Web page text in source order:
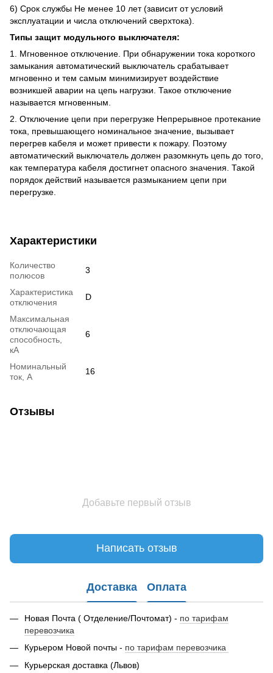
6) Срок службы Не менее 10 лет (зависит от условий
эксплуатации и числа отключений сверхтока).
Типы защит модульного выключателя:
1. Мгновенное отключение. При обнаружении тока короткого
замыкания автоматический выключатель срабатывает
мгновенно и тем самым минимизирует воздействие
возникшей аварии на цепь нагрузки. Такое отключение
называется мгновенным.
2. Отключение цепи при перегрузке Непрерывное протекание
тока, превышающего номинальное значение, вызывает
перегрев кабеля и может привести к пожару. Поэтому
автоматический выключатель должен разомкнуть цепь до того,
как температура кабеля достигнет опасного значения. Такой
порядок действий называется размыканием цепи при
перегрузке.
Характеристики
Количество
полюсов
3
Характеристика
отключения
D
Максимальная
отключающая
способность,
кА
6
Номинальный
ток, А
16
Отзывы
Добавьте первый отзыв
Написать отзыв
Доставка Оплата
Новая Почта ( Отделение/Почтомат) - по тарифам
перевозчика
Курьером Новой почты - по тарифам перевозчика
Курьерская доставка (Львов)